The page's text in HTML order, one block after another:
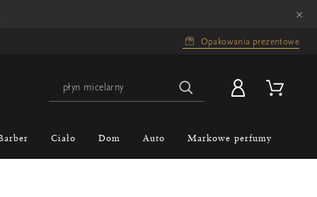
×
Opakowania prezentowe
Ciało Dom Auto Markowe perfumy